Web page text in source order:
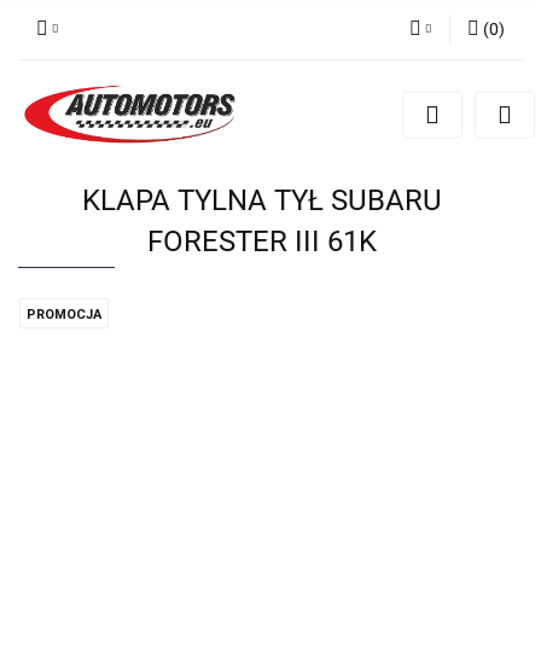
Zarejestruj się
(0)
KLAPA TYLNA TYŁ SUBARU
FORESTER III 61K
PROMOCJA